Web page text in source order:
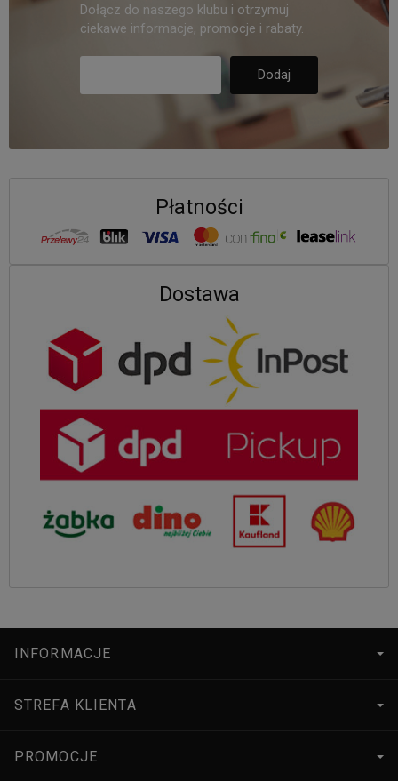
Dołącz do naszego klubu i otrzymuj
ciekawe informacje, promocje i rabaty.
Płatności
Dostawa
INFORMACJE
STREFA KLIENTA
PROMOCJE